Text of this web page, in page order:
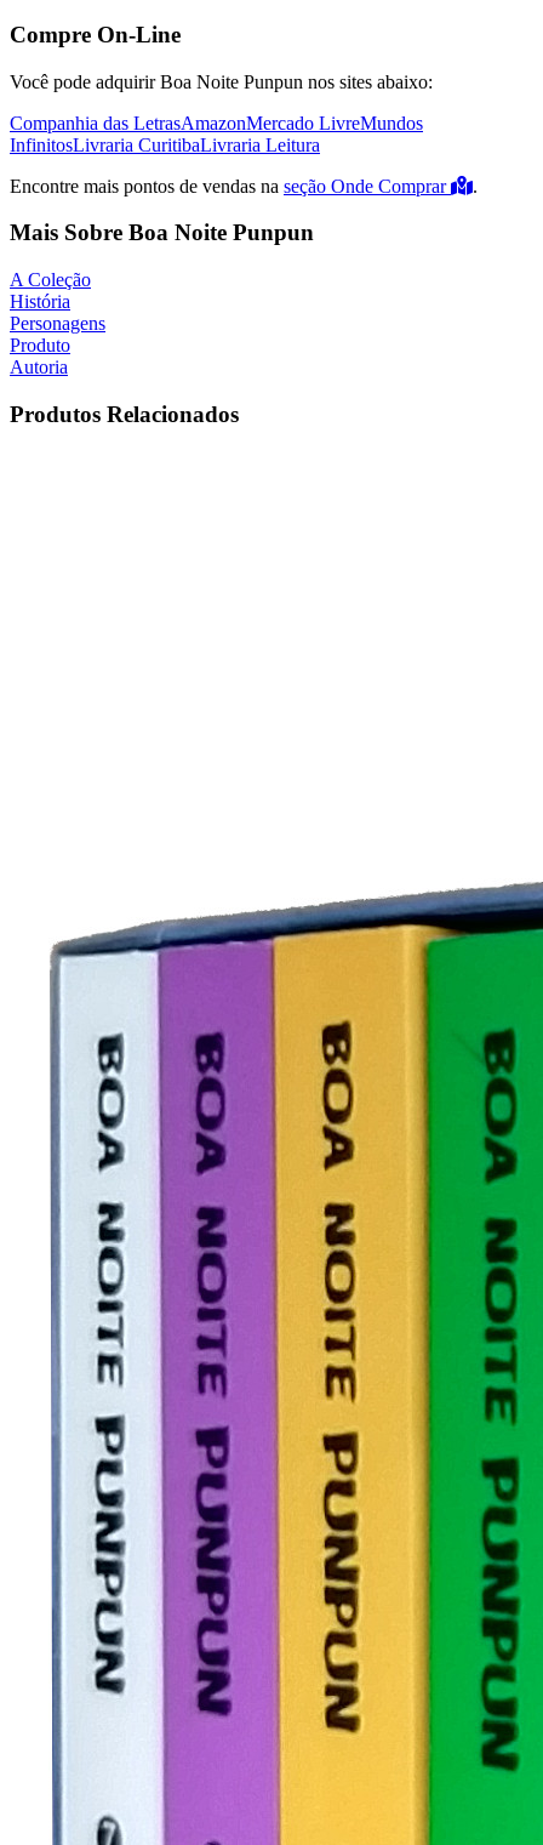
Compre On-Line
Você pode adquirir Boa Noite Punpun nos sites abaixo:
Companhia das LetrasAmazonMercado LivreMundos
InfinitosLivraria CuritibaLivraria Leitura
Encontre mais pontos de vendas na seção Onde Comprar .
Mais Sobre Boa Noite Punpun
A Coleção
História
Personagens
Produto
Autoria
Produtos Relacionados